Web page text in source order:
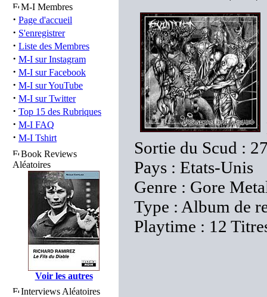
M-I Membres
· Page d'accueil
· S'enregistrer
· Liste des Membres
· M-I sur Instagram
· M-I sur Facebook
· M-I sur YouTube
· M-I sur Twitter
· Top 15 des Rubriques
· M-I FAQ
· M-I Tshirt
Book Reviews
Aléatoires
Voir les autres
Interviews Aléatoires
Sortie du Scud :
Pays : Etats-Unis
Genre : Gore
Type : Album de
Playtime : 12